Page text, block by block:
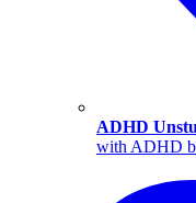
ADHD
with ADHD